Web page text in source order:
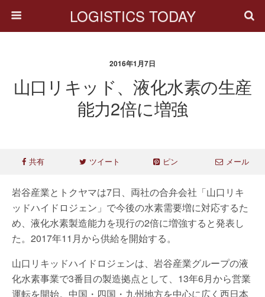
LOGISTICS TODAY
2016年1月7日
山口リキッド、液化水素の生産
能力2倍に増強
共有 ツイート ピン メール
岩谷産業とトクヤマは7日、両社の合弁会社「山口リキ
ッドハイドロジェン」で今後の水素需要増に対応するた
め、液化水素製造能力を現行の2倍に増強すると発表し
た。2017年11月から供給を開始する。
山口リキッドハイドロジェンは、岩谷産業グループの液
化水素事業で3番目の製造拠点として、13年6月から営業
運転を開始。中国・四国・九州地方を中心に広く西日本